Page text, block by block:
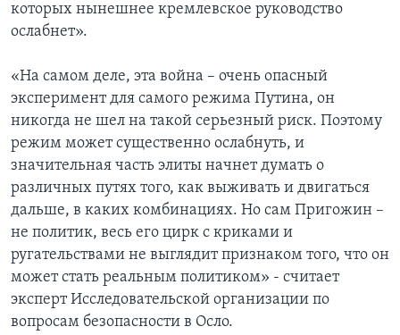
которых нынешнее кремлевское руководство
ослабнет».
«На самом деле, эта война – очень опасный
эксперимент для самого режима Путина, он
никогда не шел на такой серьезный риск. Поэтому
режим может существенно ослабнуть, и
значительная часть элиты начнет думать о
различных путях того, как выживать и двигаться
дальше, в каких комбинациях. Но сам Пригожин –
не политик, весь его цирк с криками и
ругательствами не выглядит признаком того, что он
может стать реальным политиком» - считает
эксперт Исследовательской организации по
вопросам безопасности в Осло.